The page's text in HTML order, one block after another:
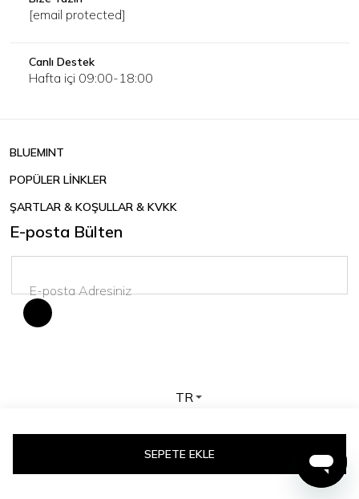
SEPETE EKLE
[email protected]
Canlı Destek
Hafta içi 09:00-18:00
BLUEMINT
POPÜLER LİNKLER
ŞARTLAR & KOŞULLAR & KVKK
E-posta Bülten
TR